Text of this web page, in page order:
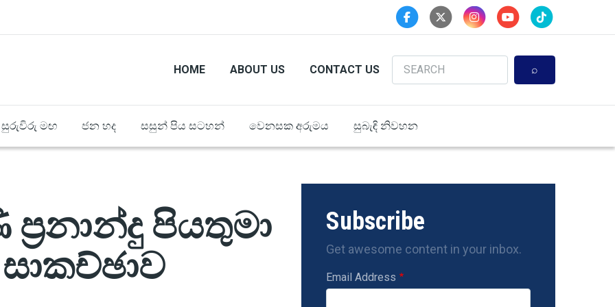
HOME ABOUT US CONTACT US
Search
සුරුවිරු මඟ ජන හද සසුන් පිය සටහන් වෙනසක අරුමය සුබැඳි නිවහන
පියතුමා
Subscribe
Get awesome content in your inbox.
Email Address